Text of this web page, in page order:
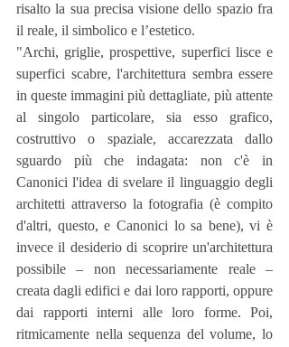
risalto la sua precisa visione dello spazio fra
il reale, il simbolico e l’estetico.
"Archi, griglie, prospettive, superfici lisce e
superfici scabre, l'architettura sembra essere
in queste immagini più dettagliate, più attente
al singolo particolare, sia esso grafico,
costruttivo o spaziale, accarezzata dallo
sguardo più che indagata: non c'è in
Canonici l'idea di svelare il linguaggio degli
architetti attraverso la fotografia (è compito
d'altri, questo, e Canonici lo sa bene), vi è
invece il desiderio di scoprire un'architettura
possibile – non necessariamente reale –
creata dagli edifici e dai loro rapporti, oppure
dai rapporti interni alle loro forme. Poi,
ritmicamente nella sequenza del volume, lo